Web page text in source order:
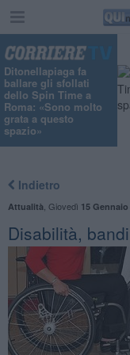
Ditonellapiaga fa
ballare gli sfollati
dello Spin Time a
Roma: «Sono molto
grata a questo
spazio»
Indietro
Attualità Giovedì 15 Gennaio
Disabilità,